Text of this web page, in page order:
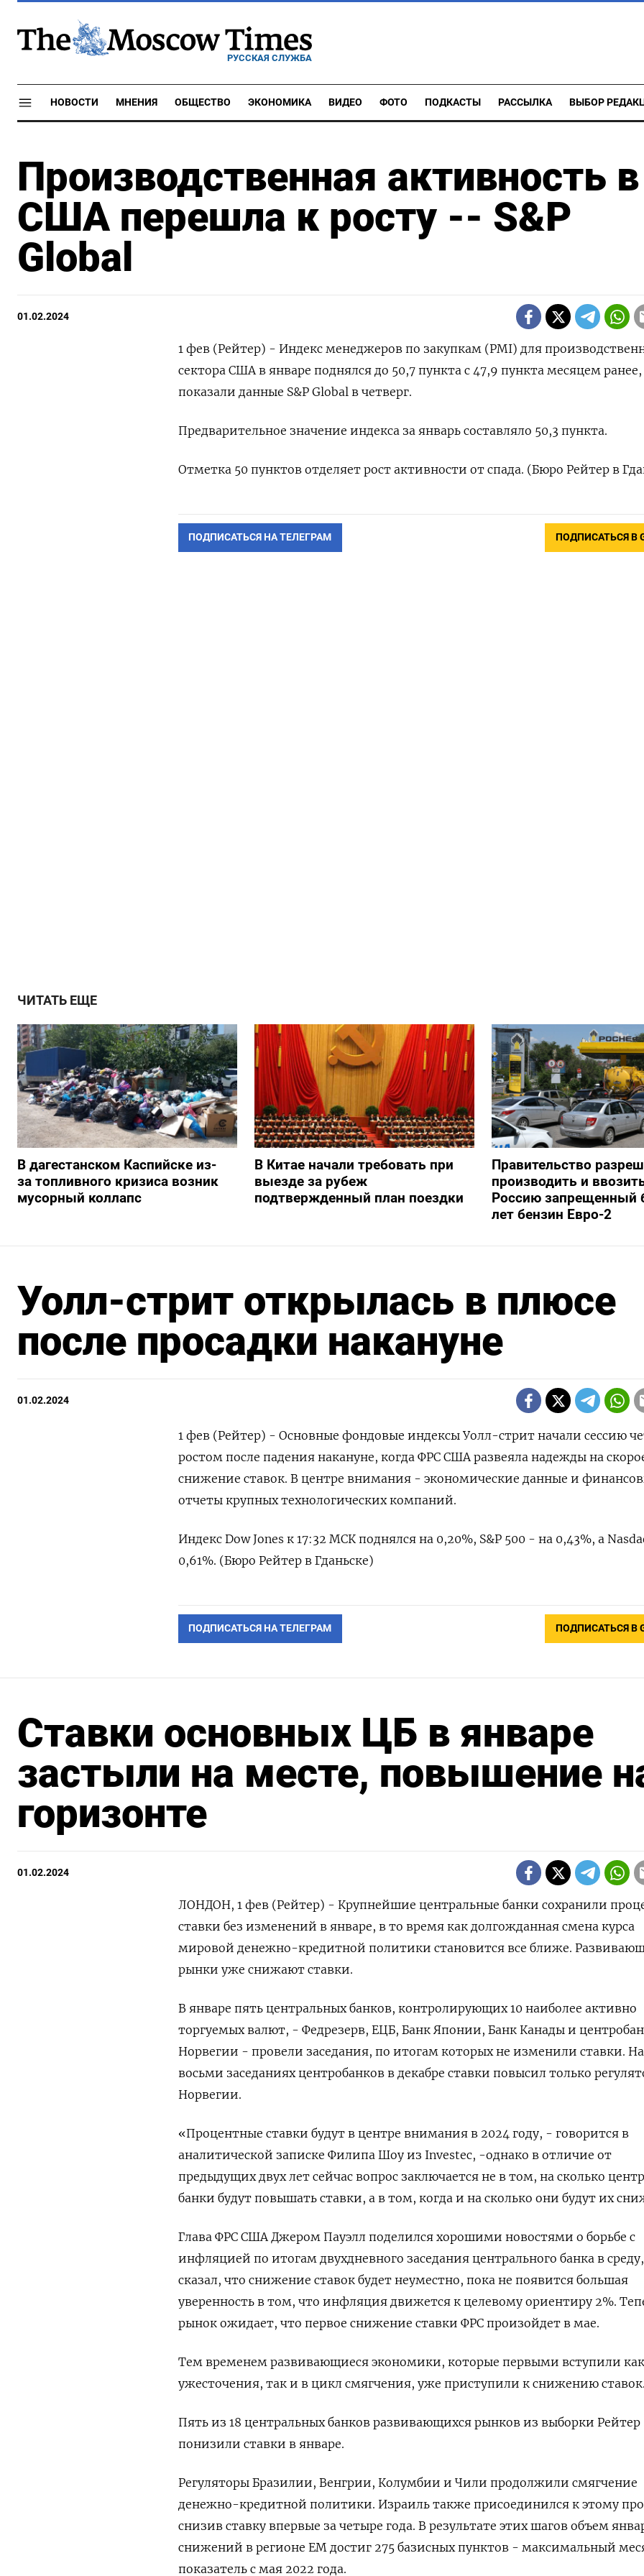
РУССКАЯ СЛУЖБА
НОВОСТИ МНЕНИЯ ОБЩЕСТВО ЭКОНОМИКА ВИДЕО ФОТО ПОДКАСТЫ РАССЫЛКА ВЫБОР
Производственная активность в
США перешла к росту -- S&P
Global
01.02.2024
1 фев (Рейтер) - Индекс менеджеров по закупкам (PMI) для
сектора США в январе поднялся до 50,7 пункта с 47,9 пункта месяцем ранее,
показали данные S&P Global в четверг.
Предварительное значение индекса за январь составляло 50,3 пункта.
Отметка 50 пунктов отделяет рост активности от спада. (Бюро Рейтер в
ПОДПИСАТЬСЯ НА ТЕЛЕГРАМ ПОДПИСАТЬСЯ В
ЧИТАТЬ ЕЩЕ
В дагестанском Каспийске из-
за топливного кризиса возник
мусорный коллапс
В Китае начали требовать при
выезде за рубеж
подтвержденный план поездки
Правительство
производить и
Россию запрещенный
лет бензин Евро-2
Уолл-стрит открылась в плюсе
после просадки накануне
01.02.2024
1 фев (Рейтер) - Основные фондовые индексы Уолл-стрит начали сессию
ростом после падения накануне, когда ФРС США развеяла надежды на
снижение ставок. В центре внимания - экономические данные и
отчеты крупных технологических компаний.
Индекс Dow Jones к 17:32 МСК поднялся на 0,20%, S&P 500 - на 0,43%, а
0,61%. (Бюро Рейтер в Гданьске)
ПОДПИСАТЬСЯ НА ТЕЛЕГРАМ ПОДПИСАТЬСЯ В
Ставки основных ЦБ в январе
застыли на месте, повышение
горизонте
01.02.2024
ЛОНДОН, 1 фев (Рейтер) - Крупнейшие центральные банки сохранили
ставки без изменений в январе, в то время как долгожданная смена курса
мировой денежно-кредитной политики становится все ближе.
рынки уже снижают ставки.
В январе пять центральных банков, контролирующих 10 наиболее активно
торгуемых валют, - Федрезерв, ЕЦБ, Банк Японии, Банк Канады и
Норвегии - провели заседания, по итогам которых не изменили ставки. На
восьми заседаниях центробанков в декабре ставки повысил только
Норвегии.
«Процентные ставки будут в центре внимания в 2024 году, - говорится в
аналитической записке Филипа Шоу из Investec, -однако в отличие от
предыдущих двух лет сейчас вопрос заключается не в том, на сколько
банки будут повышать ставки, а в том, когда и на сколько они будут их
Глава ФРС США Джером Пауэлл поделился хорошими новостями о борьбе с
инфляцией по итогам двухдневного заседания центрального банка в
сказал, что снижение ставок будет неуместно, пока не появится большая
уверенность в том, что инфляция движется к целевому ориентиру 2%.
рынок ожидает, что первое снижение ставки ФРС произойдет в мае.
Тем временем развивающиеся экономики, которые первыми вступили
ужесточения, так и в цикл смягчения, уже приступили к снижению ставок.
Пять из 18 центральных банков развивающихся рынков из выборки Рейтер
понизили ставки в январе.
Регуляторы Бразилии, Венгрии, Колумбии и Чили продолжили смягчение
денежно-кредитной политики. Израиль также присоединился к этому
снизив ставку впервые за четыре года. В результате этих шагов объем
снижений в регионе ЕМ достиг 275 базисных пунктов - максимальный
показатель с мая 2022 года.